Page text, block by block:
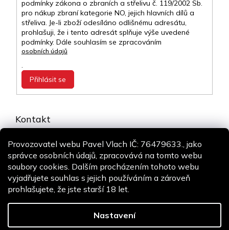
Provozovatel webu Pavel Vlach IČ: 76479633., jako
správce osobních údajů, zpracovává na tomto webu
soubory cookies. Dalším procházením tohoto webu
vyjadřujete souhlas s jejich používáním a zároveň
prohlašujete, že jste starší 18 let.
Nastavení
podmínky zákona o zbraních a střelivu č. 119/2002 Sb.
pro nákup zbraní kategorie NO, jejich hlavních dílů a
střeliva. Je-li zboží odesíláno odlišnému adresátu,
prohlašuji, že i tento adresát splňuje výše uvedené
podmínky. Dále souhlasím se zpracováním
osobních údajů
.
Přihlásit se
Kontakt
+420 775 106 530
Staň se fanouškem
Shoptak.cz | Platforma